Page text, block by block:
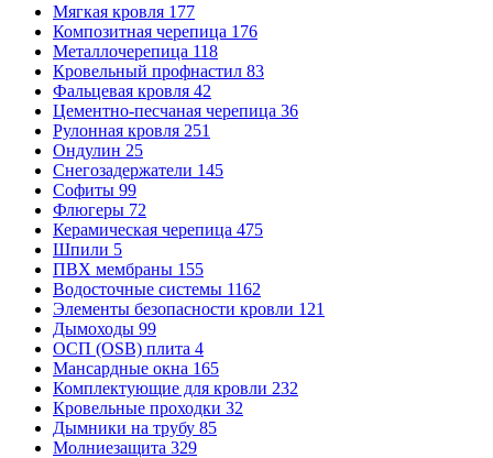
Мягкая кровля 177
Композитная черепица 176
Металлочерепица 118
Кровельный профнастил 83
Фальцевая кровля 42
Цементно-песчаная черепица 36
Рулонная кровля 251
Ондулин 25
Снегозадержатели 145
Софиты 99
Флюгеры 72
Керамическая черепица 475
Шпили 5
ПВХ мембраны 155
Водосточные системы 1162
Элементы безопасности кровли 121
Дымоходы 99
ОСП (OSB) плита 4
Мансардные окна 165
Комплектующие для кровли 232
Кровельные проходки 32
Дымники на трубу 85
Молниезащита 329